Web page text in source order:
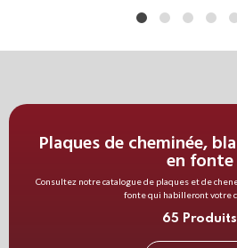
Plaques de cheminée,
en fonte
Consultez notre catalogue de plaques et de
fonte qui habilleront votre
65 Produits